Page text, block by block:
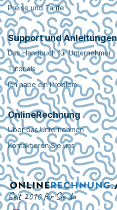
Preise und Tarife
Support und Anleitungen
Das Handbuch für Unternehmer
Tutorials
Ich habe ein Problem
OnlineRechnung
Über das Unternehmen
Kontaktieren Sie uns
Seit 2010 für Sie da